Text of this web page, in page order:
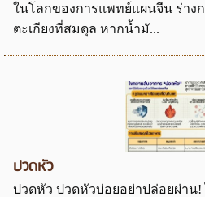
ในโลกของการแพทย์แผนจีน ร่าง
ตะเกียงที่สมดุล หากน้ำมั...
ปวดหัว
ปวดหัว ปวดหัวบ่อยอย่าปล่อยผ่า